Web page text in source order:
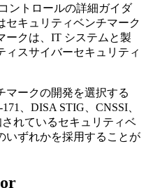
ントロールの詳細ガイダ
セキュリティベンチマーク
ークは、IT システムと製
ィスサイバーセキュリティ
マークの開発を選択する
、DISA STIG、CNSSI、
れているセキュリティベ
いずれかを採用することが